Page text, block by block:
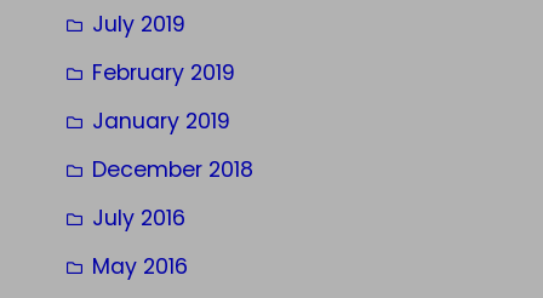
July 2019
February 2019
January 2019
December 2018
July 2016
May 2016